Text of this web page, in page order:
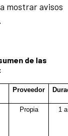
mostrar avisos
de las
Proveedor
Propia 1